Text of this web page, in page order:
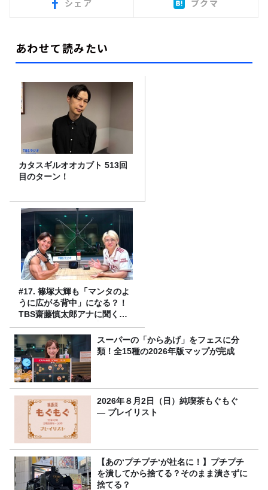
シェア ブクマ
あわせて読みたい
カタスギルオオカブト 513回
目のターン！
#17. 篠塚大輝も「マンタのよ
うに広がる背中」になる？！
TBS齋藤慎太郎アナに聞くメ
ンズフィジークの魅力！！
スーパーの「からあげ」をフェスに分
類！全15種の2026年版マップが完成
2026年８月2日（日）純喫茶もぐもぐ
― プレイリスト
【あの‘プチプチ‘が社名に！】プチプチ
を潰してから捨てる？そのまま潰さずに
捨てる？